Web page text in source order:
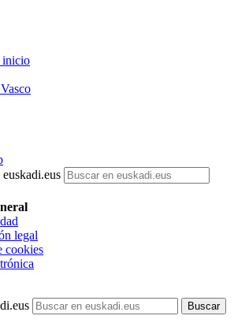
inicio
legal
cookies